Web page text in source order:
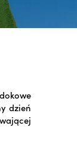
dzień